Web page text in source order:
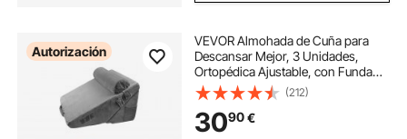
Autorización
VEVOR Almohada de Cuña para
Descansar Mejor, 3 Unidades,
Ortopédica Ajustable, con Funda
Lavable y Soporte de Espuma, Gris
Oscuro. Ideal para Postoperatorios,
Reflujo Ácido, Dolor de Espalda
(212)
3090€